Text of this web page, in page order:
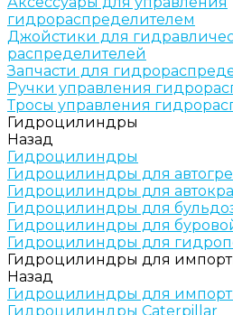
гидрораспределителем
Джойстики для
распределителей
Запчасти для
Ручки управления
Тросы управления
Гидроцилиндры
Назад
Гидроцилиндры
Гидроцилиндры для
Гидроцилиндры для
Гидроцилиндры для
Гидроцилиндры для
Гидроцилиндры для
Гидроцилиндры для
Назад
Гидроцилиндры для
Гидроцилиндры Caterpillar